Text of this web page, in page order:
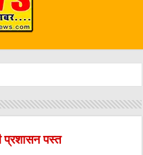
प्रशासन पस्त